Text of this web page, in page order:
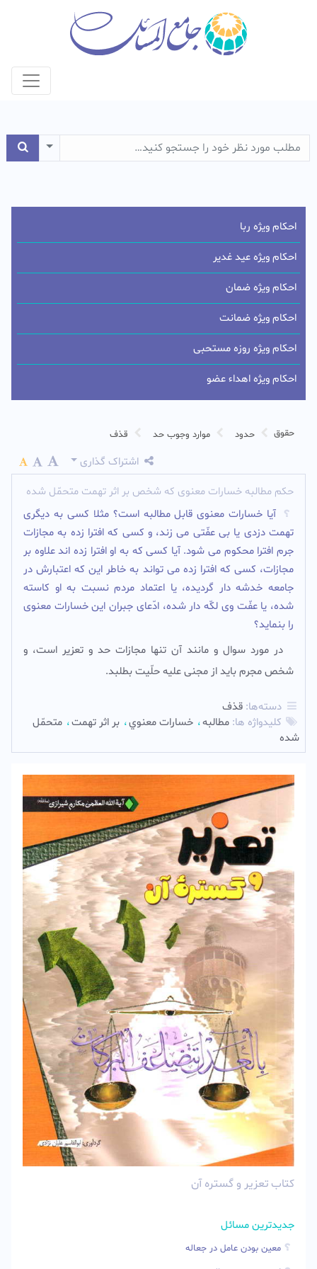
حقوق حدود موارد وجوب حد قذف
اشتراک گذاری
حکم مطالبه خسارات معنوی که شخص بر اثر تهمت متحمّل شده
آیا خسارات معنوى قابل مطالبه است؟ مثلا کسى به دیگرى
تهمت دزدى یا بى عفّتى مى زند، و کسی که افترا زده به مجازات
جرم افترا محکوم مى شود. آیا کسی که به او افترا زده اند علاوه بر
مجازات، کسى که افترا زده مى تواند به خاطر این که اعتبارش در
جامعه خدشه دار گردیده، یا اعتماد مردم نسبت به او کاسته
شده، یا عفّت وى لکّه دار شده، ادّعاى جبران این خسارات معنوى
را بنماید؟
در مورد سوال و مانند آن تنها مجازات حد و تعزیر است، و
شخص مجرم باید از مجنى علیه حلّیت بطلبد.‌
دسته‌ها: قذف
کلیدواژه ها: مطالبه خسارات معنوي بر اثر تهمت
متحمّل
شده
کتاب تعزیر و گستره آن
جدیدترین مسائل
معین بودن عامل در جعاله
احکام ویژه ربا
احکام ویژه عید غدیر
احکام ویژه ضمان
احکام ویژه ضمانت
احکام ویژه روزه مستحبی
احکام ویژه اهداء عضو